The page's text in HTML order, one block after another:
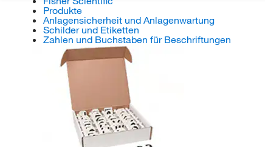
Produkte
Anlagensicherheit und Anlagenwartung
Schilder und Etiketten
Zahlen und Buchstaben für Beschriftungen